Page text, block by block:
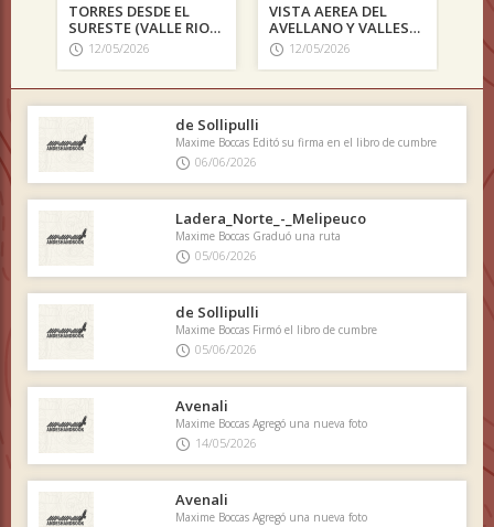
(VALLE RIO
VISTA AEREA DEL
AVELLANO Y VALLES
CIRCUNDANTES
VISTA ESTE DE LA
TORRE CORONA Y LA
TORRES VECINAS DEL
de Sollipulli
Maxime Boccas Editó su firma en el libro de cumbre
06/06/2026
Ladera_Norte_-_Melipeuco
Maxime Boccas Graduó una ruta
05/06/2026
de Sollipulli
Maxime Boccas Firmó el libro de cumbre
05/06/2026
Avenali
Maxime Boccas Agregó una nueva foto
14/05/2026
Avenali
Maxime Boccas Agregó una nueva foto